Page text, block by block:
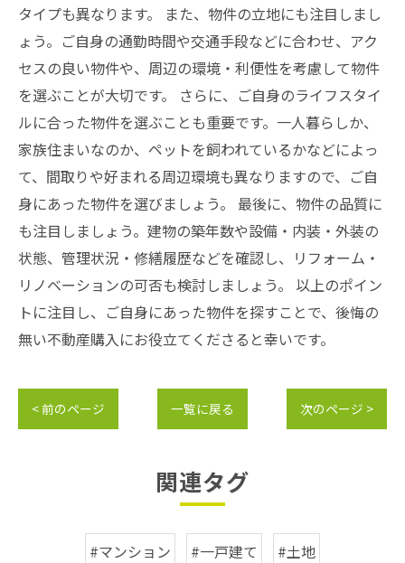
タイプも異なります。 また、物件の立地にも注目しまし
ょう。ご自身の通勤時間や交通手段などに合わせ、アク
セスの良い物件や、周辺の環境・利便性を考慮して物件
を選ぶことが大切です。 さらに、ご自身のライフスタイ
ルに合った物件を選ぶことも重要です。一人暮らしか、
家族住まいなのか、ペットを飼われているかなどによっ
て、間取りや好まれる周辺環境も異なりますので、ご自
身にあった物件を選びましょう。 最後に、物件の品質に
も注目しましょう。建物の築年数や設備・内装・外装の
状態、管理状況・修繕履歴などを確認し、リフォーム・
リノベーションの可否も検討しましょう。 以上のポイン
トに注目し、ご自身にあった物件を探すことで、後悔の
無い不動産購入にお役立てくださると幸いです。
< 前のページ 一覧に戻る 次のページ >
関連タグ
#マンション #一戸建て
#土地